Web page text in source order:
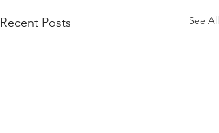
Recent Posts See All